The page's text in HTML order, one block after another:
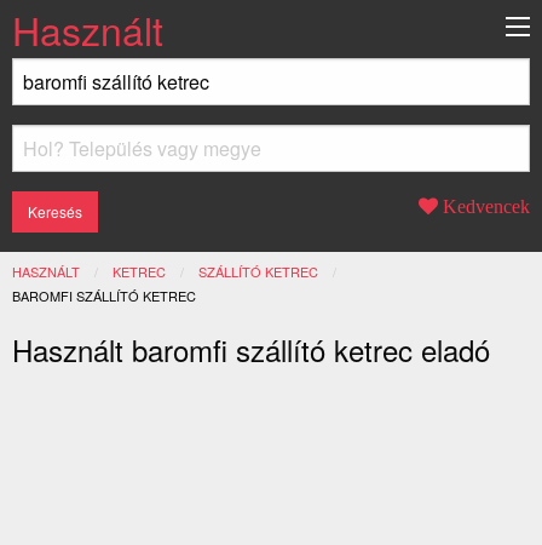
Használt
Kedvencek
HASZNÁLT KETREC
SZÁLLÍTÓ KETREC
JELENLEGI:
BAROMFI SZÁLLÍTÓ KETREC
Használt baromfi szállító ketrec eladó